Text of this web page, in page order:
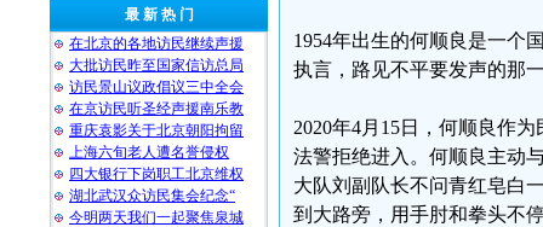
最 新 热 门
在北京的各地访民继续声援
大批访民昨至国家信访总局
访民景山议政倡议三中全会
在京访民听圣经声援南乐教
重庆袁影关于北京朝阳拘留
上海六旬老人遭名誉侵权
四大银行下岗职工北京维权
湖北武汉众访民集会纪念“
今明两天我们一起聚焦泉城
1954年出生的何顺良是一个
执言，路见不平要发声的那
2020年4月15日，何顺良作
法警拒绝进入。何顺良主动
大队刘副队长不问青红皂白
到大路旁，用手肘和拳头不